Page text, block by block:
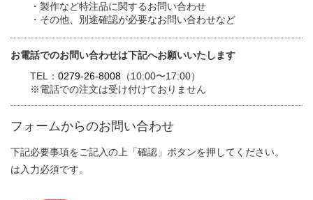
・製作など特注品に関するお問い合わせ
・その他、別途確認が必要なお問い合わせなど
お電話でのお問い合わせは下記へお願いいたします
TEL： 0279-26-8008 （10:00〜17:00）
※電話での注文は受け付けておりません
フォームからのお問い合わせ
下記必要事項をご記入の上「確認」ボタンを押してください。
は入力必須です。